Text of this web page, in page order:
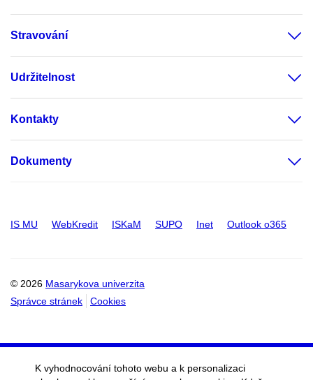
Stravování
Udržitelnost
Kontakty
Dokumenty
IS MU WebKredit ISKaM SUPO Inet Outlook o365
© 2026 Masarykova univerzita
Správce stránek
Cookies
K vyhodnocování tohoto webu a k personalizaci